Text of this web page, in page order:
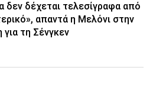
δεν δέχεται τελεσίγραφα από
απαντά η Μελόνι στην
για τη Σένγκεν